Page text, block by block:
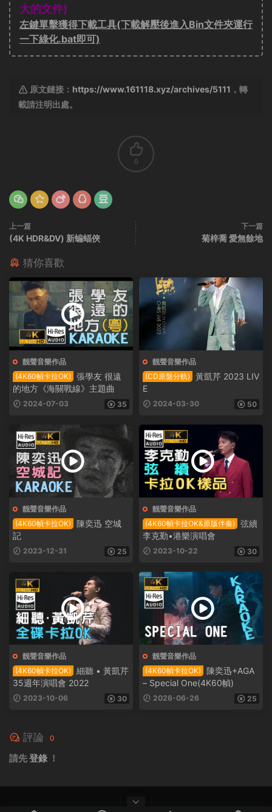
大的文件)
左鍵單擊獲得下載工具(下載解壓後進入Bin文件夾運行
一下綠化.bat即可)
原文鏈接： https://www.161118.xyz/archives/5111 ，轉
載請注明出處。
0
上一篇
(4K HDR&DV) 新蝙蝠俠
下一篇
菊梓喬 愛無餘地
猜你喜歡
靓聲音樂作品
(4K60幀卡拉OK)
張學友 很遠
的地方《海關戰線》主題曲
2024-07-03 35
靓聲音樂作品
(CD原盤分軌)
黃凱芹 2023 LIV
E
2024-03-30 50
靓聲音樂作品
(4K60幀卡拉OK)
陳奕迅 空城
記
2023-12-31 25
靓聲音樂作品
(4K60幀卡拉OK&原版伴奏)
弦續
李克勤•港樂演唱會
2023-10-22 30
靓聲音樂作品
(4K60幀卡拉OK)
細聽 • 黃凱芹
35週年演唱會 2022
2023-10-06 30
靓聲音樂作品
(4K60幀卡拉OK)
陳奕迅+AGA
– Special One(4K60幀)
2026-06-26 25
評論 0
請先登錄 ！